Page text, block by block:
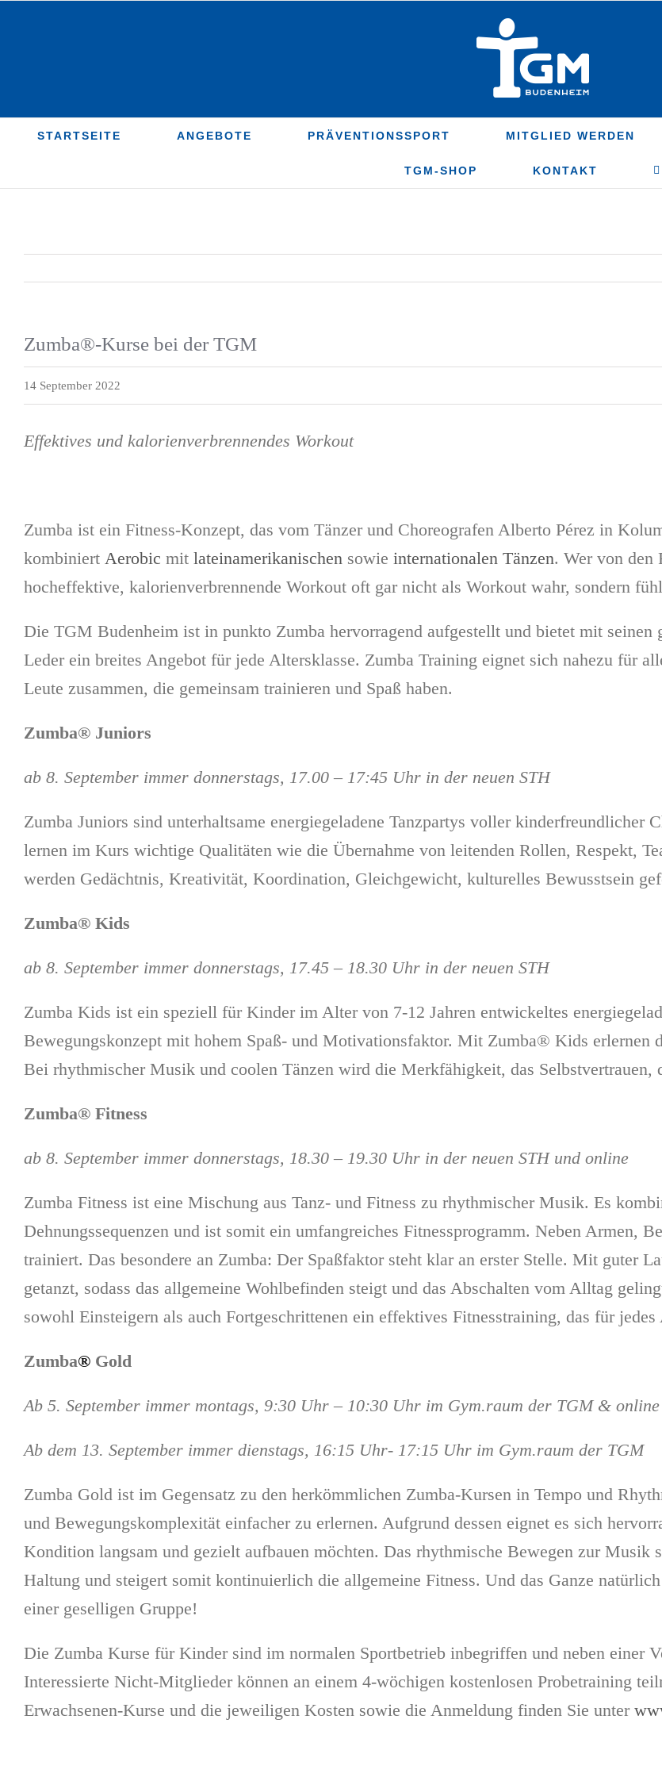
STARTSEITE ANGEBOTE PRÄVENTIONSSPORT MITGLIED WERDEN
TGM-SHOP KONTAKT
Zumba®-Kurse bei der TGM
14 September 2022
Effektives und kalorienverbrennendes Workout
Zumba ist ein Fitness-Konzept, das vom Tänzer und Choreografen Alberto Pérez in
kombiniert Aerobic mit lateinamerikanischen sowie internationalen Tänzen. Wer von den
hocheffektive, kalorienverbrennende Workout oft gar nicht als Workout wahr, sondern
Die TGM Budenheim ist in punkto Zumba hervorragend aufgestellt und bietet mit seinen
Leder ein breites Angebot für jede Altersklasse. Zumba Training eignet sich nahezu für
Leute zusammen, die gemeinsam trainieren und Spaß haben.
Zumba® Juniors
ab 8. September immer donnerstags, 17.00 – 17:45 Uhr in der neuen STH
Zumba Juniors sind unterhaltsame energiegeladene Tanzpartys voller
lernen im Kurs wichtige Qualitäten wie die Übernahme von leitenden Rollen, Respekt,
werden Gedächtnis, Kreativität, Koordination, Gleichgewicht, kulturelles Bewusstsein
Zumba® Kids
ab 8. September immer donnerstags, 17.45 – 18.30 Uhr in der neuen STH
Zumba Kids ist ein speziell für Kinder im Alter von 7-12 Jahren entwickeltes
Bewegungskonzept mit hohem Spaß- und Motivationsfaktor. Mit Zumba® Kids erlernen
Bei rhythmischer Musik und coolen Tänzen wird die Merkfähigkeit, das
Zumba® Fitness
ab 8. September immer donnerstags, 18.30 – 19.30 Uhr in der neuen STH und online
Zumba Fitness ist eine Mischung aus Tanz- und Fitness zu rhythmischer Musik. Es
Dehnungssequenzen und ist somit ein umfangreiches Fitnessprogramm. Neben Armen,
trainiert. Das besondere an Zumba: Der Spaßfaktor steht klar an erster Stelle. Mit guter
getanzt, sodass das allgemeine Wohlbefinden steigt und das Abschalten vom Alltag
sowohl Einsteigern als auch Fortgeschrittenen ein effektives Fitnesstraining, das für
Zumba® Gold
Ab 5. September immer montags, 9:30 Uhr – 10:30 Uhr im Gym.raum der TGM & online
Ab dem 13. September immer dienstags, 16:15 Uhr- 17:15 Uhr im Gym.raum der TGM
Zumba Gold ist im Gegensatz zu den herkömmlichen Zumba-Kursen in Tempo und
und Bewegungskomplexität einfacher zu erlernen. Aufgrund dessen eignet es sich
Kondition langsam und gezielt aufbauen möchten. Das rhythmische Bewegen zur
Haltung und steigert somit kontinuierlich die allgemeine Fitness. Und das Ganze
einer geselligen Gruppe!
Die Zumba Kurse für Kinder sind im normalen Sportbetrieb inbegriffen und neben einer
Interessierte Nicht-Mitglieder können an einem 4-wöchigen kostenlosen Probetraining
Erwachsenen-Kurse und die jeweiligen Kosten sowie die Anmeldung finden Sie unter